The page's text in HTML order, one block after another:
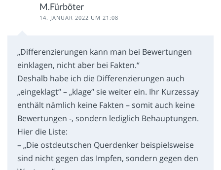
M.Fürböter
14. JANUAR 2022 UM 21:08
„Differenzierungen kann man bei Bewertungen
einklagen, nicht aber bei Fakten.“
Deshalb habe ich die Differenzierungen auch
„eingeklagt“ – „klage“ sie weiter ein. Ihr Kurzessay
enthält nämlich keine Fakten – somit auch keine
Bewertungen -, sondern lediglich Behauptungen.
Hier die Liste:
– „Die ostdeutschen Querdenker beispielsweise
sind nicht gegen das Impfen, sondern gegen den